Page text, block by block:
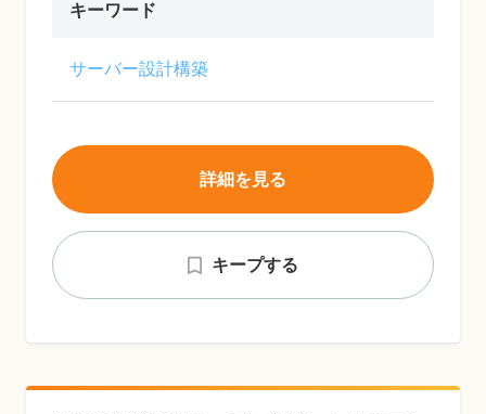
キーワード
サーバー設計構築
キープする
詳細を見る